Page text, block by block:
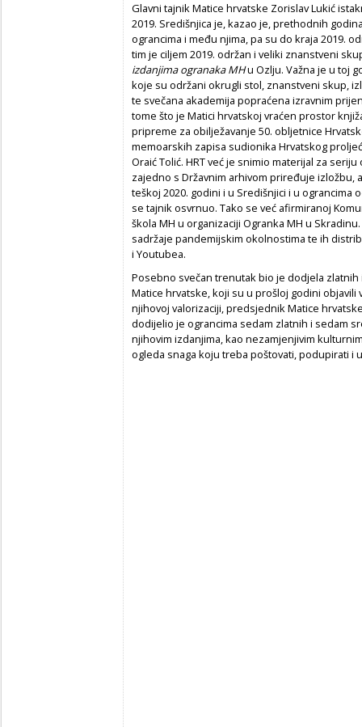
Glavni tajnik Matice hrvatske Zorislav Lukić
2019. Središnjica je, kazao je, prethodnih
ograncima i među njima, pa su do kraja 2019.
tim je ciljem 2019. održan i veliki znanstveni
izdanjima ogranaka MHu Ozlju. Važna je u toj
koje su održani okrugli stol, znanstveni skup,
te svečana akademija popraćena izravnim
tome što je Matici hrvatskoj vraćen prostor
pripreme za obilježavanje 50. obljetnice
memoarskih zapisa sudionika Hrvatskog
Oraić Tolić. HRT već je snimio materijal za
zajedno s Državnim arhivom priređuje izložbu,
teškoj 2020. godini i u Središnjici i u ograncima
se tajnik osvrnuo. Tako se već afirmiranoj
škola MH u organizaciji Ogranka MH u
sadržaje pandemijskim okolnostima te ih
i Youtubea.
Posebno svečan trenutak bio je dodjela
Matice hrvatske, koji su u prošloj godini objavili
njihovoj valorizaciji, predsjednik Matice
dodijelio je ograncima sedam zlatnih i sedam
njihovim izdanjima, kao nezamjenjivim
ogleda snaga koju treba poštovati, podupirati i